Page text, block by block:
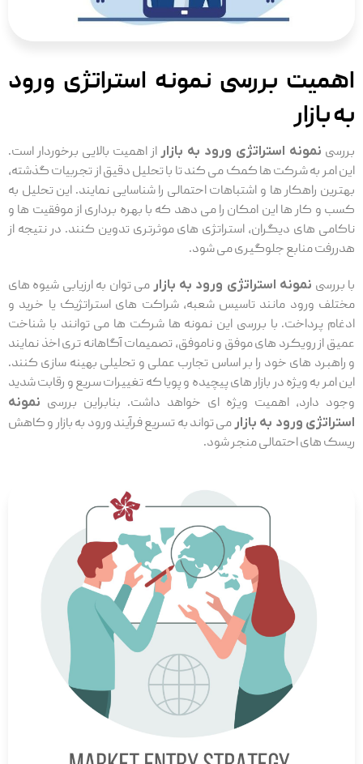
اهمیت بررسی نمونه استراتژی ورود
به بازار
بررسی نمونه استراتژی ورود به بازار از اهمیت بالایی برخوردار است.
این امر به شرکت‌ ها کمک می ‌کند تا با تحلیل دقیق از تجربیات گذشته،
بهترین راهکار ها و اشتباهات احتمالی را شناسایی نمایند. این تحلیل به
کسب ‌و کار ها این امکان را می ‌دهد که با بهره ‌برداری از موفقیت ‌ها و
ناکامی ‌های دیگران، استراتژی ‌های موثرتری تدوین کنند. در نتیجه از
هدررفت منابع جلوگیری می شود.
با بررسی نمونه استراتژی ورود به بازار می ‌توان به ارزیابی شیوه‌ های
مختلف ورود مانند تاسیس شعبه، شراکت‌ های استراتژیک یا خرید و
ادغام پرداخت. با بررسی این نمونه ‌ها شرکت‌ ها می توانند با شناخت
عمیق از رویکرد های موفق و ناموفق، تصمیمات آگاهانه ‌تری اخذ نمایند
و راهبرد های خود را بر اساس تجارب عملی و تحلیلی بهینه ‌سازی کنند.
این امر به ویژه در بازار های پیچیده و پویا که تغییرات سریع و رقابت شدید
وجود دارد، اهمیت ویژه ‌ای خواهد داشت. بنابراین بررسی نمونه
استراتژی ورود به بازار می ‌تواند به تسریع فرآیند ورود به بازار و کاهش
ریسک ‌های احتمالی منجر شود.